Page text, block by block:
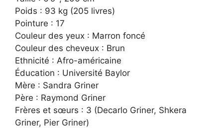
Poids : 93 kg (205 livres)
Pointure : 17
Couleur des yeux : Marron foncé
Couleur des cheveux : Brun
Ethnicité : Afro-américaine
Éducation : Université Baylor
Mère : Sandra Griner
Père : Raymond Griner
Frères et sœurs : 3 (Decarlo Griner, Shkera
Griner, Pier Griner)